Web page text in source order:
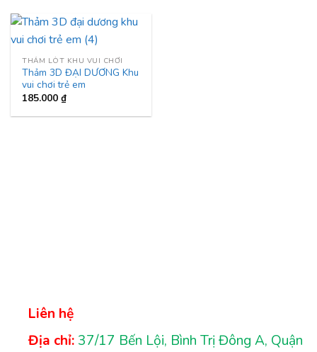
THẢM LÓT KHU VUI CHƠI
Thảm 3D ĐẠI DƯƠNG Khu
vui chơi trẻ em
185.000₫
Liên hệ
Địa chỉ: 37/17 Bến Lội, Bình Trị Đông A, Quận